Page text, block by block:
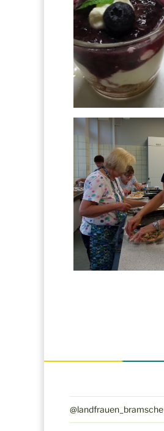
@landfrauen_bramsche